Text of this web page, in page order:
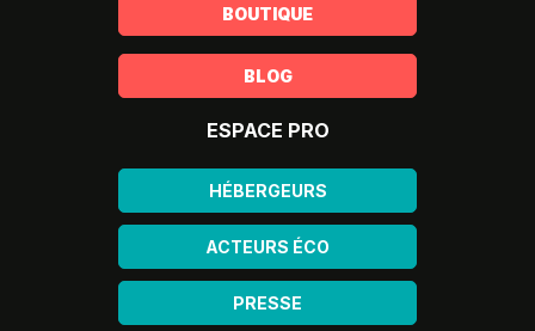
BOUTIQUE
BLOG
ESPACE PRO
HÉBERGEURS
ACTEURS ÉCO
PRESSE